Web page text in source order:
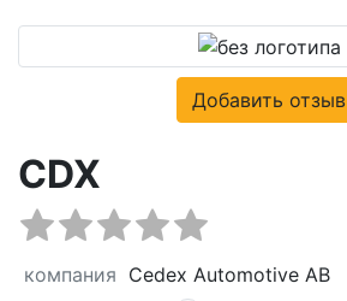
Добавить отзыв
CDX
компания Cedex Automotive AB